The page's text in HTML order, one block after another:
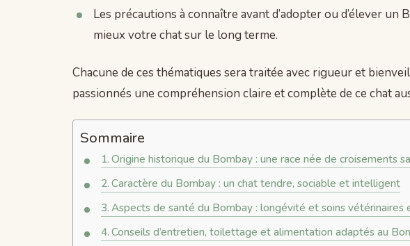
Les précautions à connaître avant d’adopter ou d’élever un
mieux votre chat sur le long terme.
Chacune de ces thématiques sera traitée avec rigueur et
passionnés une compréhension claire et complète de ce chat
Sommaire
Origine historique du Bombay : une race née de croisements
Caractère du Bombay : un chat tendre, sociable et intelligent
Aspects de santé du Bombay : longévité et soins vétérinaires
Conseils d’entretien, toilettage et alimentation adaptés au